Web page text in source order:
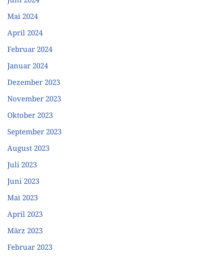
Mai 2024
April 2024
Februar 2024
Januar 2024
Dezember 2023
November 2023
Oktober 2023
September 2023
August 2023
Juli 2023
Juni 2023
Mai 2023
April 2023
März 2023
Februar 2023